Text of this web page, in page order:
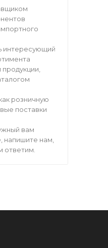
интересующий
розничную
поставки
вам
напишите нам,
ответим.